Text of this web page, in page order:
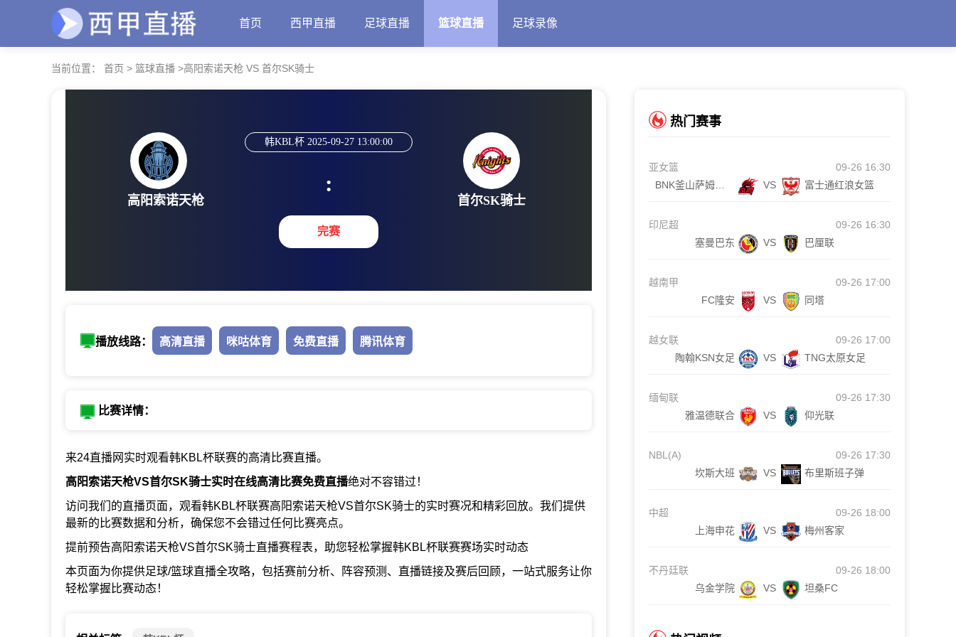
首页 西甲直播 足球直播 篮球直播 足球录像
当前位置： 首页 > 篮球直播 >高阳索诺天枪 VS 首尔SK骑士
高阳索诺天枪
韩KBL杯 2025-09-27 13:00:00
:
完赛
首尔SK骑士
播放线路： 高清直播 咪咕体育 免费直播 腾讯体育
比赛详情：
来24直播网实时观看韩KBL杯联赛的高清比赛直播。
高阳索诺天枪VS首尔SK骑士实时在线高清比赛免费直播绝对不容错过！
访问我们的直播页面，观看韩KBL杯联赛高阳索诺天枪VS首尔SK骑士的实时赛况和精彩回放。我们提供
最新的比赛数据和分析，确保您不会错过任何比赛亮点。
提前预告高阳索诺天枪VS首尔SK骑士直播赛程表，助您轻松掌握韩KBL杯联赛赛场实时动态
本页面为你提供足球/篮球直播全攻略，包括赛前分析、阵容预测、直播链接及赛后回顾，一站式服务让你
轻松掌握比赛动态！
热门赛事
亚女篮
09-26 16:30
VS 富士通红浪女篮
印尼超
09-26 16:30
塞曼巴东
VS 巴厘联
越南甲
09-26 17:00
FC隆安
VS 同塔
越女联
09-26 17:00
陶翰KSN女足
VS TNG太原女足
缅甸联
09-26 17:30
雅温德联合
VS 仰光联
NBL(A)
09-26 17:30
坎斯大班
VS 布里斯班子弹
中超
09-26 18:00
上海申花
VS 梅州客家
不丹廷联
09-26 18:00
乌金学院
VS 坦桑FC